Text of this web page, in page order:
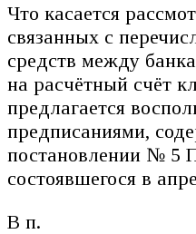
Что касается
связанных с
средств между
на расчётный счёт
предлагается
предписаниями,
постановлении № 5
состоявшегося в
В п.